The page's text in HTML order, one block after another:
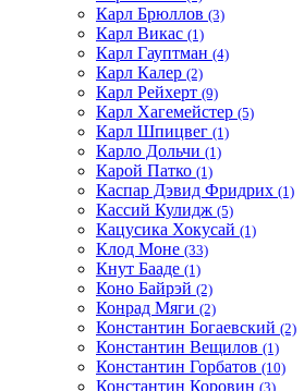
Карл Брюллов (3)
Карл Викас (1)
Карл Гауптман (4)
Карл Калер (2)
Карл Рейхерт (9)
Карл Хагемейстер (5)
Карл Шпицвег (1)
Карло Дольчи (1)
Карой Патко (1)
Каспар Дэвид Фридрих (1)
Кассий Кулидж (5)
Кацусика Хокусай (1)
Клод Моне (33)
Кнут Бааде (1)
Коно Байрэй (2)
Конрад Мяги (2)
Константин Богаевский (2)
Константин Вещилов (1)
Константин Горбатов (10)
Константин Коровин (3)